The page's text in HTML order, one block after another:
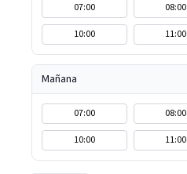
07:00 08:00
10:00
11:00
Mañana
07:00 08:00
10:00
11:00